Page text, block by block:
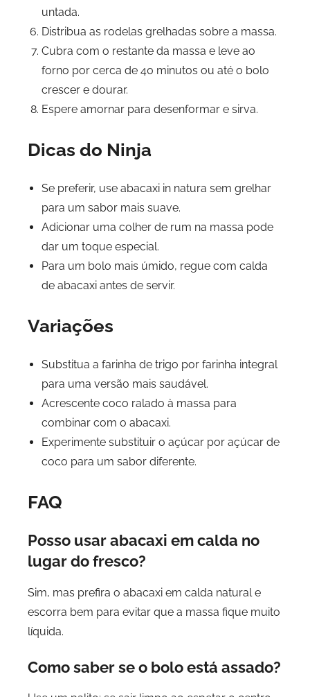
untada.
Distribua as rodelas grelhadas sobre a massa.
Cubra com o restante da massa e leve ao
forno por cerca de 40 minutos ou até o bolo
crescer e dourar.
Espere amornar para desenformar e sirva.
Dicas do Ninja
Se preferir, use abacaxi in natura sem grelhar
para um sabor mais suave.
Adicionar uma colher de rum na massa pode
dar um toque especial.
Para um bolo mais úmido, regue com calda
de abacaxi antes de servir.
Variações
Substitua a farinha de trigo por farinha integral
para uma versão mais saudável.
Acrescente coco ralado à massa para
combinar com o abacaxi.
Experimente substituir o açúcar por açúcar de
coco para um sabor diferente.
FAQ
Posso usar abacaxi em calda no
lugar do fresco?
Sim, mas prefira o abacaxi em calda natural e
escorra bem para evitar que a massa fique muito
líquida.
Como saber se o bolo está assado?